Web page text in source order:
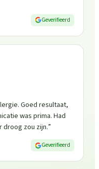
Geverifieerd
Goed resultaat,
was prima. Had
droog zou zijn.”
Geverifieerd